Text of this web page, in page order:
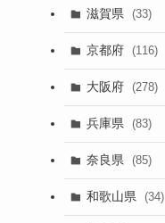
滋賀県 (33)
京都府 (116)
大阪府 (278)
兵庫県 (83)
奈良県 (85)
和歌山県 (34)